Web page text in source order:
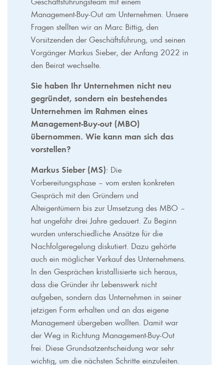
Management-Buy-Out am Unternehmen. Unsere
Fragen stellten wir an Marc Bittig, den
Vorsitzenden der Geschäftsführung, und seinen
Vorgänger Markus Sieber, der Anfang 2022 in
den Beirat wechselte.
Sie haben Ihr Unternehmen nicht neu
gegründet, sondern ein bestehendes
Unternehmen im Rahmen eines
Management-Buy-out (MBO)
übernommen. Wie kann man sich das
vorstellen?
Markus Sieber (MS): Die
Vorbereitungsphase – vom ersten konkreten
Gespräch mit den Gründern und
Alteigentümern bis zur Umsetzung des MBO –
hat ungefähr drei Jahre gedauert. Zu Beginn
wurden unterschiedliche Ansätze für die
Nachfolgeregelung diskutiert. Dazu gehörte
auch ein möglicher Verkauf des Unternehmens.
In den Gesprächen kristallisierte sich heraus,
dass die Gründer ihr Lebenswerk nicht
aufgeben, sondern das Unternehmen in seiner
jetzigen Form erhalten und an das eigene
Management übergeben wollten. Damit war
der Weg in Richtung Management-Buy-Out
frei. Diese Grundsatzentscheidung war sehr
wichtig, um die nächsten Schritte einzuleiten.